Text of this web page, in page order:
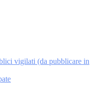
vigilati (da pubblicare in